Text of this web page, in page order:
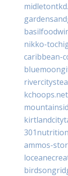
nikko-
caribbean-
kchoops.net
ammos-